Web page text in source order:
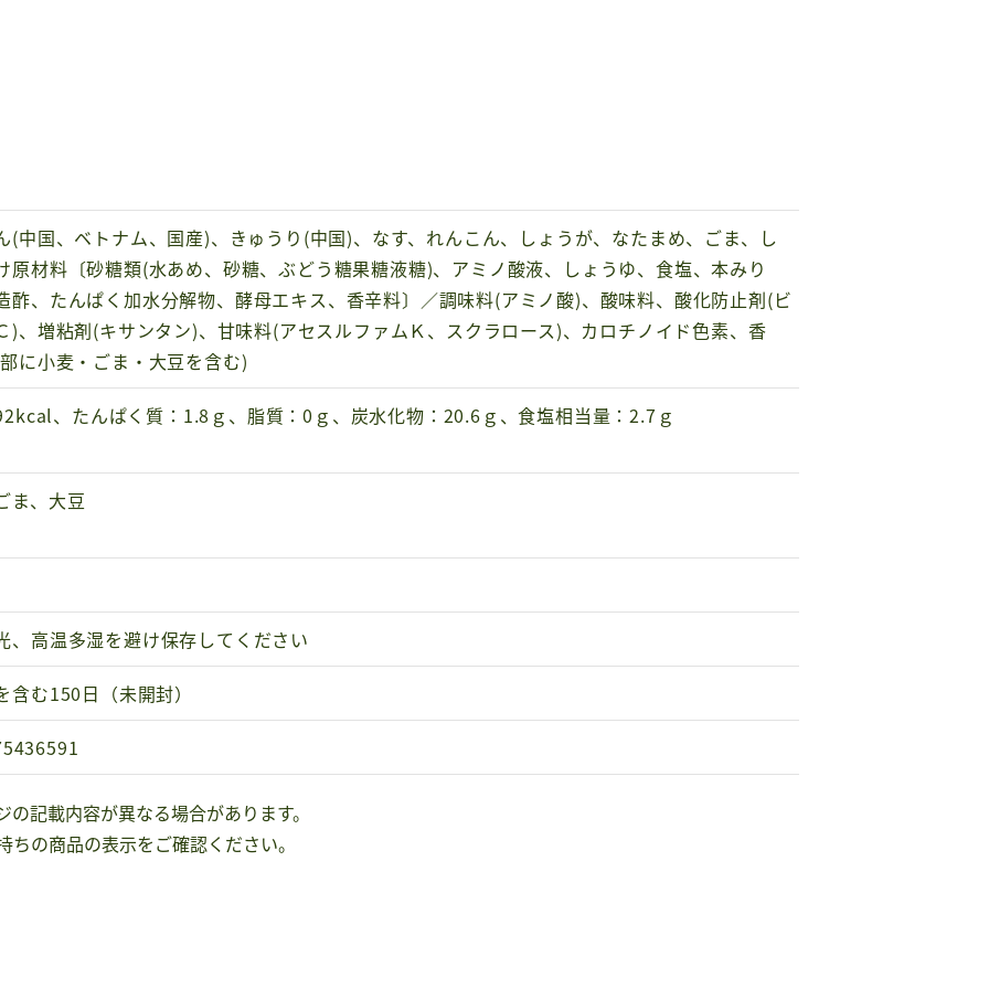
(中国、ベトナム、国産)、きゅうり(中国)、なす、れんこん、しょうが、なたまめ、ごま、し
原材料〔砂糖類(水あめ、砂糖、ぶどう糖果糖液糖)、アミノ酸液、しょうゆ、食塩、本みり
酢、たんぱく加水分解物、酵母エキス、香辛料〕／調味料(アミノ酸)、酸味料、酸化防止剤(ビ
)、増粘剤(キサンタン)、甘味料(アセスルファムＫ、スクラロース)、カロチノイド色素、香
に小麦・ごま・大豆を含む)
、たんぱく質：1.8ｇ、脂質：0ｇ、炭水化物：20.6ｇ、食塩相当量：2.7ｇ
ま、大豆
、高温多湿を避け保存してください
含む150日（未開封）
記載内容が異なる場合があります。
の商品の表示をご確認ください。